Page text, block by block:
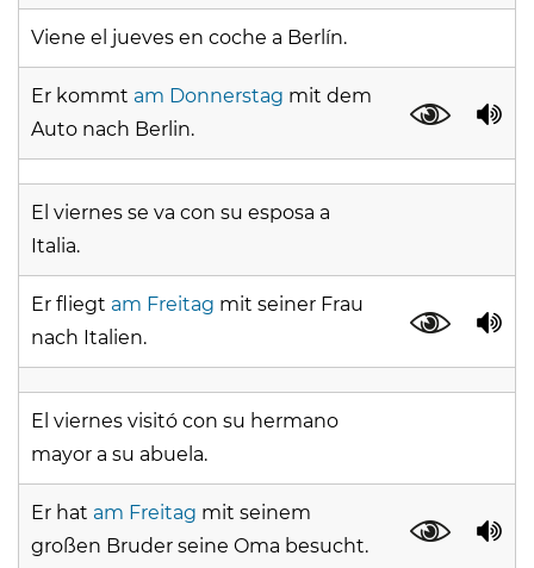
Viene el jueves en coche a Berlín.
Er kommt am Donnerstag mit dem
Auto nach Berlin.
El viernes se va con su esposa a
Italia.
Er fliegt am Freitag mit seiner Frau
nach Italien.
El viernes visitó con su hermano
mayor a su abuela.
Er hat am Freitag mit seinem
großen Bruder seine Oma besucht.